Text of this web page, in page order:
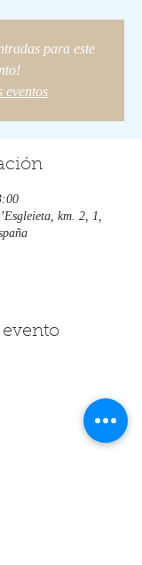
para este
eventos
km. 2, 1,